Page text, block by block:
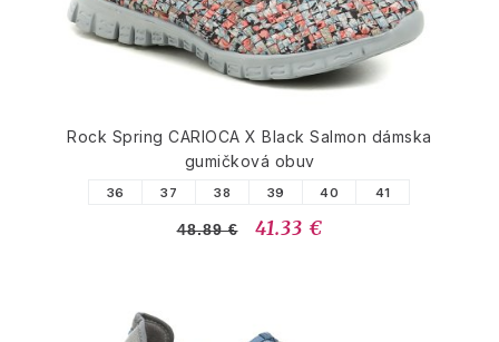
Rock Spring CARIOCA X Black Salmon dámska
gumičková obuv
36 37 38 39 40 41
48.89 € 41.33 €